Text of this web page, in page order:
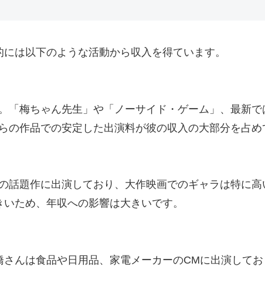
は以下のような活動から収入を得ています。
梅ちゃん先生」や「ノーサイド・ゲーム」、最新
作品での安定した出演料が彼の収入の大部分を占め
題作に出演しており、大作映画でのギャラは特に高
ため、年収への影響は大きいです。
んは食品や日用品、家電メーカーのCMに出演して